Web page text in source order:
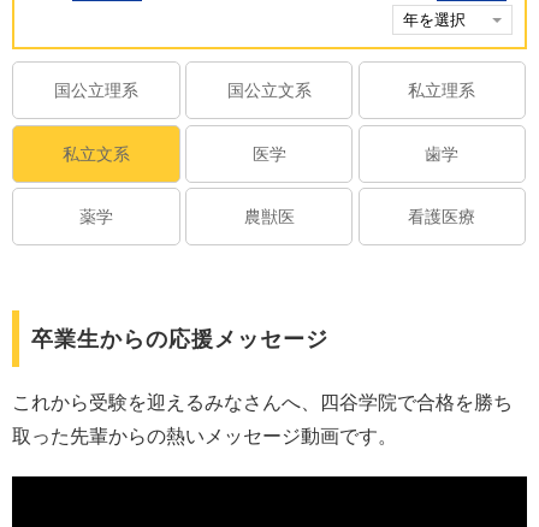
国公立理系 国公立文系 私立理系
私立文系 医学 歯学
薬学 農獣医 看護医療
卒業生からの応援メッセージ
これから受験を迎えるみなさんへ、四谷学院で合格を勝ち
取った先輩からの熱いメッセージ動画です。